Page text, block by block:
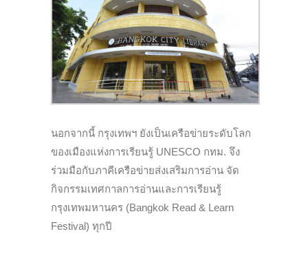
นอกจากนี้ กรุงเทพฯ ยังเป็นเครือข่ายระดับโลก
ของเมืองแห่งการเรียนรู้ UNESCO กทม. จึง
ร่วมมือกับภาคีเครือข่ายส่งเสริมการอ่าน จัด
กิจกรรมเทศกาลการอ่านและการเรียนรู้
กรุงเทพมหานคร (Bangkok Read & Learn
Festival) ทุกปี